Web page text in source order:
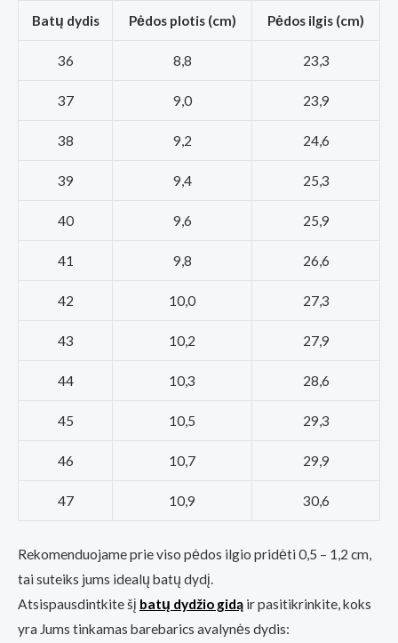
Batų dydis Pėdos plotis (cm) Pėdos ilgis (cm)
36 8,8 23,3
37 9,0 23,9
38 9,2 24,6
39 9,4 25,3
40 9,6 25,9
41 9,8 26,6
42 10,0 27,3
43 10,2 27,9
44 10,3 28,6
45 10,5 29,3
46 10,7 29,9
47 10,9 30,6
Rekomenduojame prie viso pėdos ilgio pridėti 0,5 – 1,2 cm,
tai suteiks jums idealų batų dydį.
Atsispausdintkite šį batų dydžio gidą ir pasitikrinkite, koks
yra Jums tinkamas barebarics avalynės dydis: